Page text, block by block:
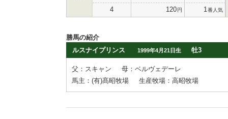
4 120円 1 番人気
勝馬の紹介
ルスナイプリンス
1999年4月21日生 牡3
父：スキャン
母：ベルヴェデーレ
馬主：(有)髙昭牧場
生産牧場：高昭牧場